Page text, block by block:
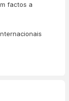
factos a